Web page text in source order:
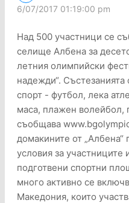
6/07/2017 01:19:00 pm
Над 500 участници се
селище Албена за
летния олимпийски
надежди“. Състезанията
спорт - футбол, лека
маса, плажен волейбол,
съобщава
домакините от „Албена“
условия за участниците
подготвени спортни
много активно се
Македония, които